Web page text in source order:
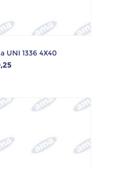
UNI 1336 4X40